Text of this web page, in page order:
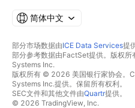
简体中文
部分市场数据由ICE Data Services提
部分参考数据由FactSet提供。版权
Systems Inc.
版权所有 © 2026 美国银行家协会。
Systems Inc.提供。保留所有权利。
SEC文件和其他文件由Quartr提供。
© 2026 TradingView, Inc.